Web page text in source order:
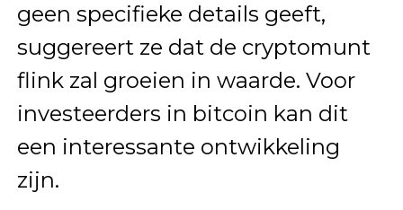
geen specifieke details geeft,
suggereert ze dat de cryptomunt
flink zal groeien in waarde. Voor
investeerders in bitcoin kan dit
een interessante ontwikkeling
zijn.